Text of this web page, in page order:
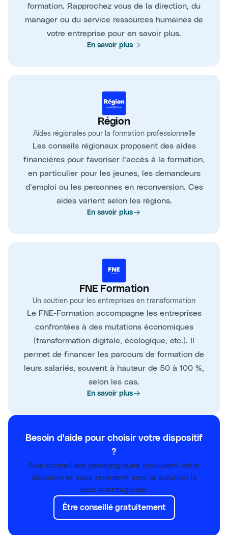
formation. Rapprochez vous de la direction, du
manager ou du service ressources humaines de
votre entreprise pour en savoir plus.
En savoir plus
Région
Aides régionales pour la formation professionnelle
Les conseils régionaux proposent des aides
financières pour favoriser l’accès à la formation,
en particulier pour les jeunes, les demandeurs
d’emploi ou les personnes en reconversion. Ces
aides varient selon les régions.
En savoir plus
FNE Formation
Un soutien pour les entreprises en transformation
Le FNE-Formation accompagne les entreprises
confrontées à des mutations économiques
(transformation digitale, écologique, etc.). Il
permet de financer les parcours de formation de
leurs salariés, souvent à hauteur de 50 à 100 %,
selon les cas.
En savoir plus
Besoin d'aide pour choisir votre dispositif
?
Nos conseillers pédagogiques analysent votre
situation et vous orientent vers la solution la
plus avantageuse.
Être conseillé gratuitement